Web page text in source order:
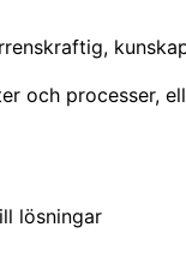
och processer,
lösningar